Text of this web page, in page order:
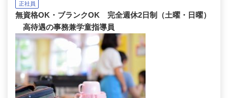
正社員
無資格OK・ブランクOK 完全週休2日制（土曜・日曜）
高待遇の事務兼学童指導員